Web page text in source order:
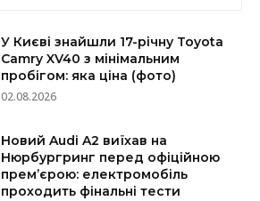
У Києві знайшли 17-річну Toyota
Camry XV40 з мінімальним
пробігом: яка ціна (фото)
02.08.2026
Новий Audi A2 виїхав на
Нюрбургринг перед офіційною
прем’єрою: електромобіль
проходить фінальні тести